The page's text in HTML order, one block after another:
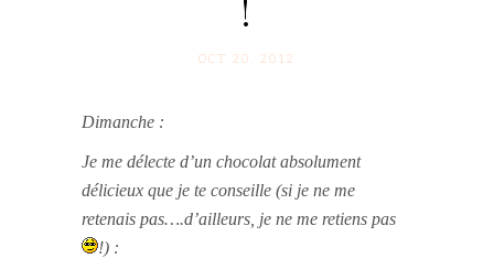
!
OCT 20. 2012
Dimanche :
Je me délecte d’un chocolat absolument
délicieux que je te conseille (si je ne me
retenais pas….d’ailleurs, je ne me retiens pas
!) :